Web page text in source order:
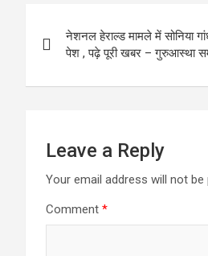
o
k
o
n
navigation
नेशनल हेराल्ड मामले में सोनिया
पेश , पढ़े पूरी खबर – गुरुआस्था
Leave a Reply
Your email address will not be
Comment *